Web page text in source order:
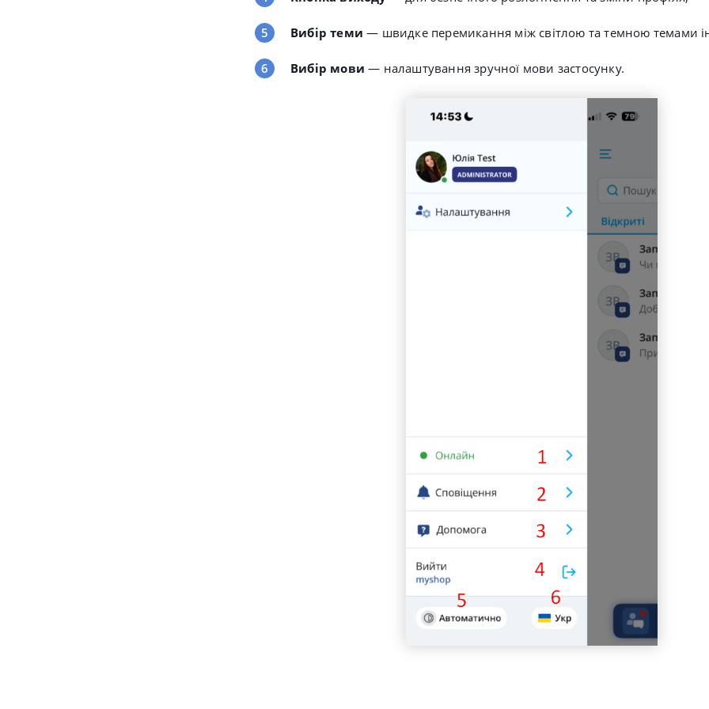
Вибір теми — швидке перемикання між світлою та темною темами
Вибір мови — налаштування зручної мови застосунку.